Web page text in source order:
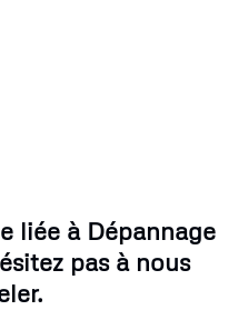
liée à Dépannage
pas à nous